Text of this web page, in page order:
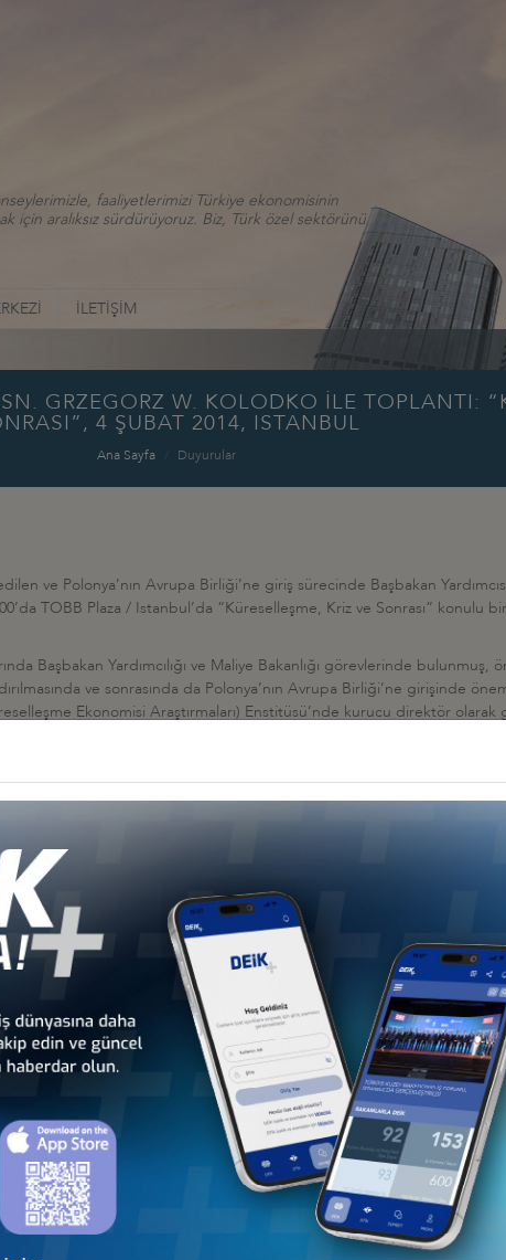
faaliyetlerimizi Türkiye ekonomisinin
için aralıksız sürdürüyoruz. Biz, Türk özel sektörünü
İLETİŞİM
GRZEGORZ W. KOLODKO İLE TOPLANTI:
4 ŞUBAT 2014, ISTANBUL
Ana Sayfa Duyurular
ve Polonya’nın Avrupa Birliği’ne giriş sürecinde Başbakan
TOBB Plaza / Istanbul’da “Küreselleşme, Kriz ve Sonrası” konulu
Başbakan Yardımcılığı ve Maliye Bakanlığı görevlerinde
ve sonrasında da Polonya’nın Avrupa Birliği’ne girişinde
Ekonomisi Araştırmaları) Enstitüsü’nde kurucu direktör olarak
ekonomik dönüşüm ve küreselleşme konularında profesörlük ünvanı
ekte yer alan form aracılığıyla DEİK’e (
; 0212 339